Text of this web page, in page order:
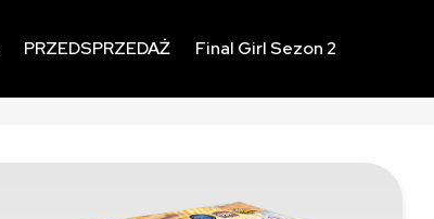
PRZEDSPRZEDAŻ Final Girl Sezon 2